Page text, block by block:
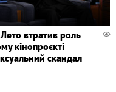
втратив роль
кінопроєкті
скандал